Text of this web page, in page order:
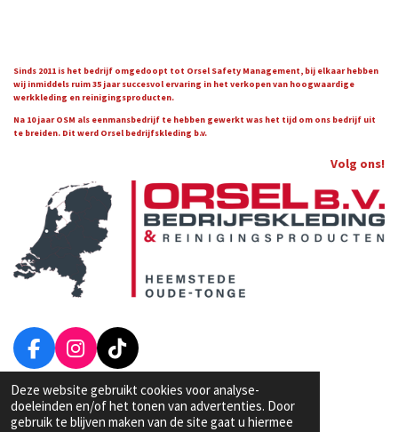
Deze website gebruikt cookies voor analyse-
doeleinden en/of het tonen van advertenties. Door
gebruik te blijven maken van de site gaat u hiermee
Sinds 2011 is het bedrijf omgedoopt tot Orsel Safety Management, bij elkaar hebben
wij inmiddels ruim 35 jaar succesvol ervaring in het verkopen van hoogwaardige
werkkleding en reinigingsproducten.
Na 10 jaar OSM als eenmansbedrijf te hebben gewerkt was het tijd om ons bedrijf uit
te breiden. Dit werd Orsel bedrijfskleding b.v.
Volg ons!
F
a
c
e
I
n
s
t
T
i
k
T
Algemene Voorwaarden van Orsel Bedrijfskleding
© 2022 Orsel Bedrijfskleding & Reinigingsproducten